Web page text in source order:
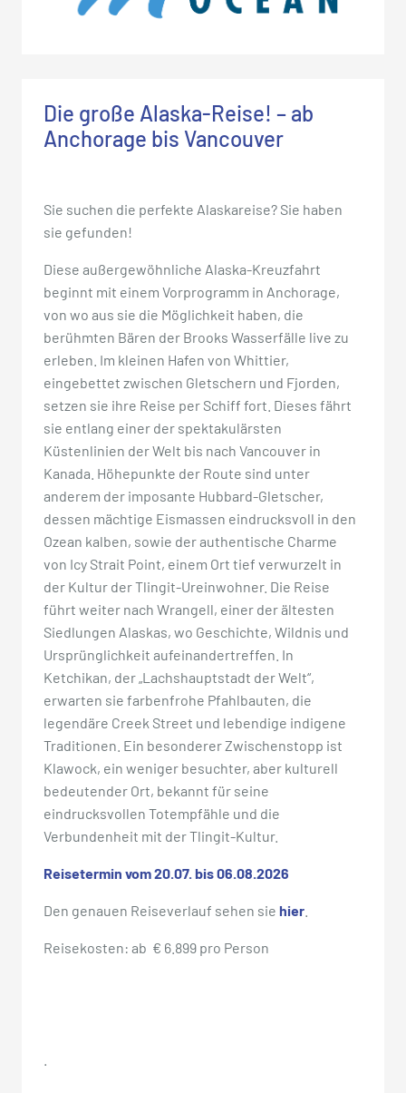
Die große Alaska-Reise! – ab
Anchorage bis Vancouver
Sie suchen die perfekte Alaskareise? Sie haben
sie gefunden!
Diese außergewöhnliche Alaska-Kreuzfahrt
beginnt mit einem Vorprogramm in Anchorage,
von wo aus sie die Möglichkeit haben, die
berühmten Bären der Brooks Wasserfälle live zu
erleben. Im kleinen Hafen von Whittier,
eingebettet zwischen Gletschern und Fjorden,
setzen sie ihre Reise per Schiff fort. Dieses fährt
sie entlang einer der spektakulärsten
Küstenlinien der Welt bis nach Vancouver in
Kanada. Höhepunkte der Route sind unter
anderem der imposante Hubbard-Gletscher,
dessen mächtige Eismassen eindrucksvoll in den
Ozean kalben, sowie der authentische Charme
von Icy Strait Point, einem Ort tief verwurzelt in
der Kultur der Tlingit-Ureinwohner. Die Reise
führt weiter nach Wrangell, einer der ältesten
Siedlungen Alaskas, wo Geschichte, Wildnis und
Ursprünglichkeit aufeinandertreffen. In
Ketchikan, der „Lachshauptstadt der Welt“,
erwarten sie farbenfrohe Pfahlbauten, die
legendäre Creek Street und lebendige indigene
Traditionen. Ein besonderer Zwischenstopp ist
Klawock, ein weniger besuchter, aber kulturell
bedeutender Ort, bekannt für seine
eindrucksvollen Totempfähle und die
Verbundenheit mit der Tlingit-Kultur.
Reisetermin vom 20.07. bis 06.08.2026
Den genauen Reiseverlauf sehen sie hier
Reisekosten: ab € 6.899 pro Person